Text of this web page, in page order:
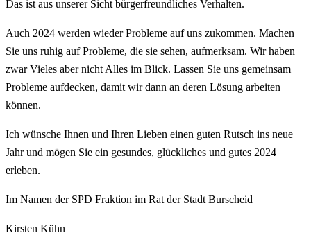
Das ist aus unserer Sicht bürgerfreundliches Verhalten.
Auch 2024 werden wieder Probleme auf uns zukommen. Machen
Sie uns ruhig auf Probleme, die sie sehen, aufmerksam. Wir haben
zwar Vieles aber nicht Alles im Blick. Lassen Sie uns gemeinsam
Probleme aufdecken, damit wir dann an deren Lösung arbeiten
können.
Ich wünsche Ihnen und Ihren Lieben einen guten Rutsch ins neue
Jahr und mögen Sie ein gesundes, glückliches und gutes 2024
erleben.
Im Namen der SPD Fraktion im Rat der Stadt Burscheid
Kirsten Kühn